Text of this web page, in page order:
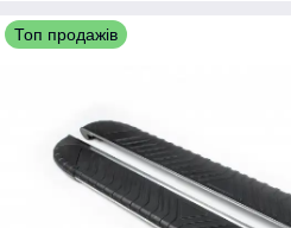
Топ продажів